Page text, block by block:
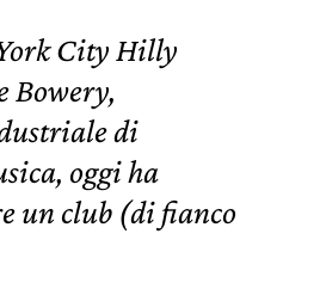
City Hilly
Bowery,
di
oggi ha
un club (di fianco